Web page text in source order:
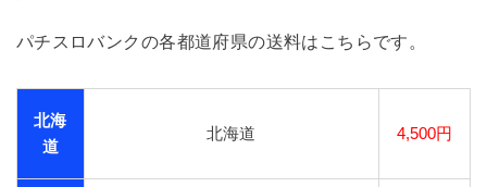
パチスロバンクの各都道府県の送料はこちらです。
北海
道
北海道 4,500円